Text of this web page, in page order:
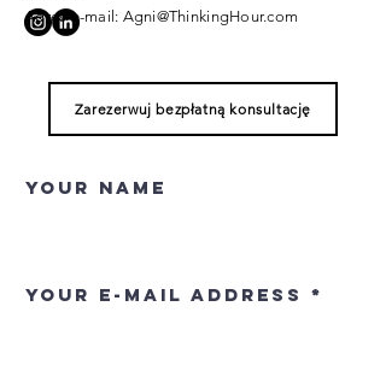
Adres e-mail: Agni@ThinkingHour.com
Zarezerwuj bezpłatną konsultację
Your name
Your e-mail address